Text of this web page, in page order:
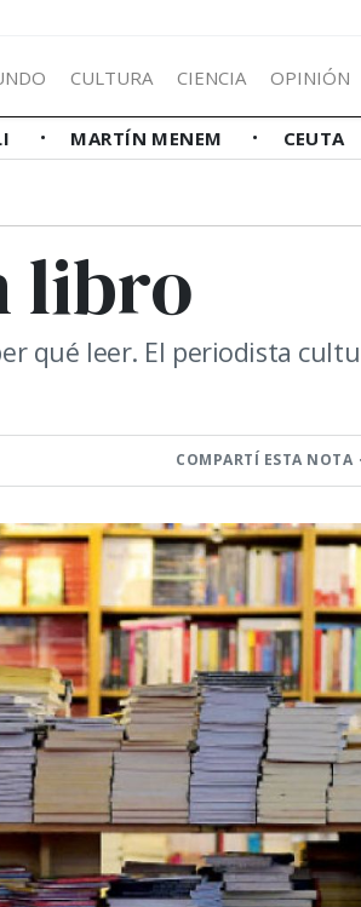
CULTURA CIENCIA OPINIÓN
MARTÍN MENEM CEUTA
libro
qué leer. El periodista
COMPARTÍ ESTA NOTA